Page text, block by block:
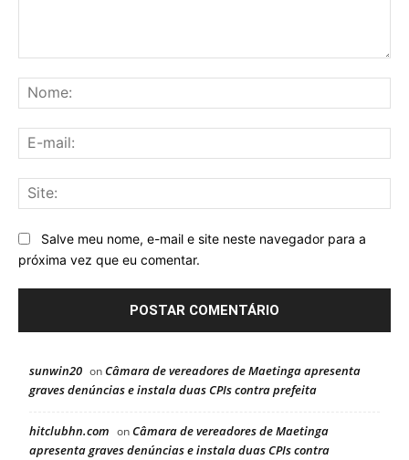
Salve meu nome, e-mail e site neste navegador para a
próxima vez que eu comentar.
sunwin20 onCâmara de vereadores de Maetinga apresenta
graves denúncias e instala duas CPIs contra prefeita
hitclubhn.com onCâmara de vereadores de Maetinga
apresenta graves denúncias e instala duas CPIs contra